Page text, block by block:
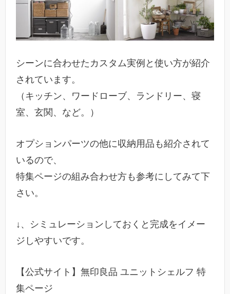
シーンに合わせたカスタム実例と使い方が紹介
されています。
（キッチン、ワードローブ、ランドリー、寝
室、玄関、など。）
オプションパーツの他に収納用品も紹介されて
いるので、
特集ページの組み合わせ方も参考にしてみて下
さい。
↓、シミュレーションしておくと完成をイメー
ジしやすいです。
【公式サイト】無印良品 ユニットシェルフ 特
集ページ